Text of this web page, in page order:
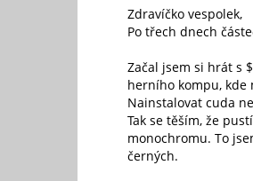
Zdravíčko vespolek,
Po třech dnech
Začal jsem si hrát s
herního kompu, kde
Nainstalovat cuda
Tak se těším, že
monochromu. To
černých.